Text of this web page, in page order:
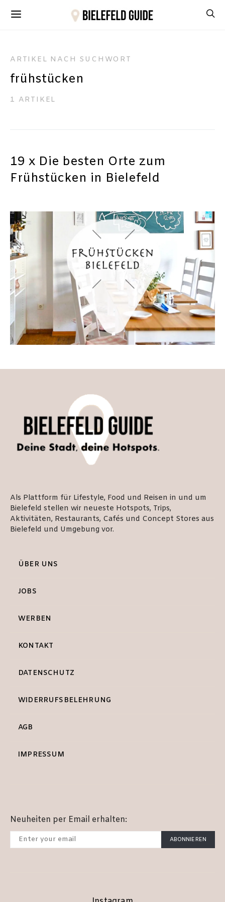
ARTIKEL NACH SUCHWORT
frühstücken
1 ARTIKEL
19 x Die besten Orte zum
Frühstücken in Bielefeld
Als Plattform für Lifestyle, Food und Reisen in und um
Bielefeld stellen wir neueste Hotspots, Trips,
Aktivitäten, Restaurants, Cafés und Concept Stores aus
Bielefeld und Umgebung vor.
ÜBER UNS
JOBS
WERBEN
KONTAKT
DATENSCHUTZ
WIDERRUFSBELEHRUNG
AGB
IMPRESSUM
Neuheiten per Email erhalten:
ABONNIEREN